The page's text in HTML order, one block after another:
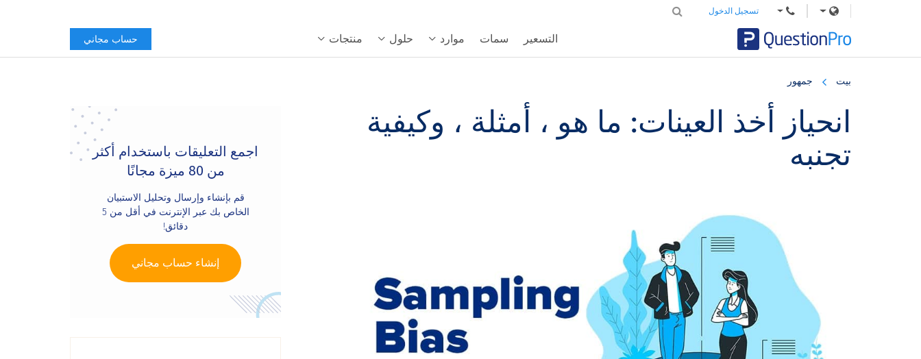
منتجات حلول موارد سمات التسعير
تسجيل الدخول
حساب مجاني
بيت جمهور
انحياز أخذ العينات: ما هو ، أمثلة ، وكيفية
تجنبه
Sidebar
اجمع التعليقات باستخدام أكثر
من 80 ميزة مجانًا
قم بإنشاء وإرسال وتحليل الاستبيان
الخاص بك عبر الإنترنت في أقل من 5
دقائق!
إنشاء حساب مجاني